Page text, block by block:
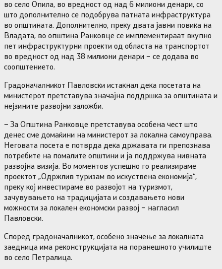
во село Опила, во вредност од над 6 милиони денари, со
што дополнително се подобрува патната инфраструктура
во општината. Дополнително, преку двата јавни повика на
Владата, во општина Ранковце се имплементираат вкупно
пет инфраструктурни проекти од областа на транспортот
во вредност од над 38 милиони денари – се додава во
соопштението.
Градоначалникот Павловски истакнал дека посетата на
министерот претставува значајна поддршка за општината и
нејзините развојни заложби.
– За Општина Ранковце претставува особена чест што
денес сме домаќини на министерот за локална самоуправа.
Неговата посета е потврда дека државата ги препознава
потребите на помалите општини и ја поддржува нивната
развојна визија. Во моментов успешно го реализираме
проектот „Одржлив туризам во искуствена економија“,
преку кој инвестираме во развојот на туризмот,
зачувувањето на традицијата и создавањето нови
можности за локален економски развој – нагласил
Павловски.
Според градоначалникот, особено значење за локалната
заедница има реконструкцијата на поранешното училиште
во село Петралица.